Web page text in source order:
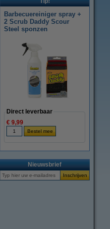
Barbecuereiniger spray +
2 Scrub Daddy Scour
Steel sponzen
Direct leverbaar
€ 9,99
Nieuwsbrief